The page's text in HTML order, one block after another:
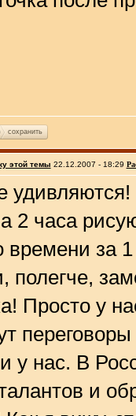
сохранить
этой темы 22.12.2007 - 18:29
2 часа
времени за 1
полегче,
Просто у
у нас. В
и